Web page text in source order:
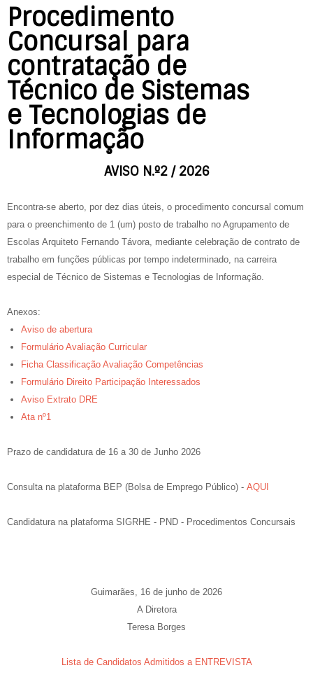
Procedimento
Concursal para
contratação de
Técnico de Sistemas
e Tecnologias de
Informação
AVISO N.º2 / 2026
Encontra-se aberto, por dez dias úteis, o procedimento concursal comum
para o preenchimento de 1 (um) posto de trabalho no Agrupamento de
Escolas Arquiteto Fernando Távora, mediante celebração de contrato de
trabalho em funções públicas por tempo indeterminado, na carreira
especial de Técnico de Sistemas e Tecnologias de Informação.
Anexos:
Aviso de abertura
Formulário Avaliação Curricular
Ficha Classificação Avaliação Competências
Formulário Direito Participação Interessados
Aviso Extrato DRE
Ata nº1
Prazo de candidatura de 16 a 30 de Junho 2026
Consulta na plataforma BEP (Bolsa de Emprego Público) - AQUI
Candidatura na plataforma SIGRHE - PND - Procedimentos Concursais
Guimarães, 16 de junho de 2026
A Diretora
Teresa Borges
Lista de Candidatos Admitidos a ENTREVISTA